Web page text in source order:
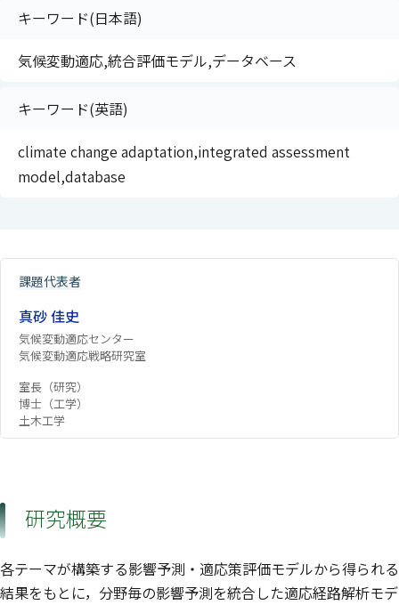
キーワード(日本語)
気候変動適応,統合評価モデル,データベース
キーワード(英語)
climate change adaptation,integrated assessment
model,database
課題代表者
真砂 佳史
気候変動適応センター
気候変動適応戦略研究室
室長（研究）
博士（工学）
土木工学
研究概要
各テーマが構築する影響予測・適応策評価モデルから得られる
結果をもとに，分野毎の影響予測を統合した適応経路解析モデ